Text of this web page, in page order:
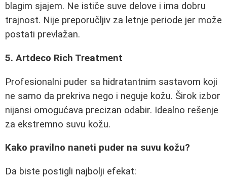
blagim sjajem. Ne ističe suve delove i ima dobru
trajnost. Nije preporučljiv za letnje periode jer može
postati prevlažan.
5. Artdeco Rich Treatment
Profesionalni puder sa hidratantnim sastavom koji
ne samo da prekriva nego i neguje kožu. Širok izbor
nijansi omogućava precizan odabir. Idealno rešenje
za ekstremno suvu kožu.
Kako pravilno naneti puder na suvu kožu?
Da biste postigli najbolji efekat: